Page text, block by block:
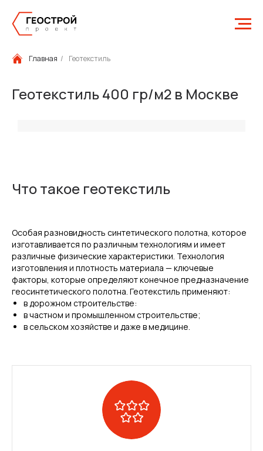
Главная / Геотекстиль
Геотекстиль 400 гр/м2 в Москве
Что такое геотекстиль
Особая разновидность синтетического полотна, которое
изготавливается по различным технологиям и имеет
различные физические характеристики. Технология
изготовления и плотность материала — ключевые
факторы, которые определяют конечное предназначение
геосинтетического полотна. Геотекстиль применяют:
в дорожном строительстве:
в частном и промышленном строительстве;
в сельском хозяйстве и даже в медицине.